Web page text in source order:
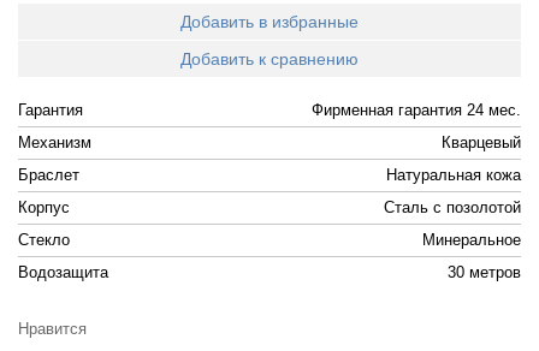
Добавить в избранные
Добавить к сравнению
Гарантия
Фирменная гарантия 24 мес.
Механизм
Кварцевый
Браслет
Натуральная кожа
Корпус
Cталь с позолотой
Стекло
Минеральное
Водозащита
30 метров
Нравится